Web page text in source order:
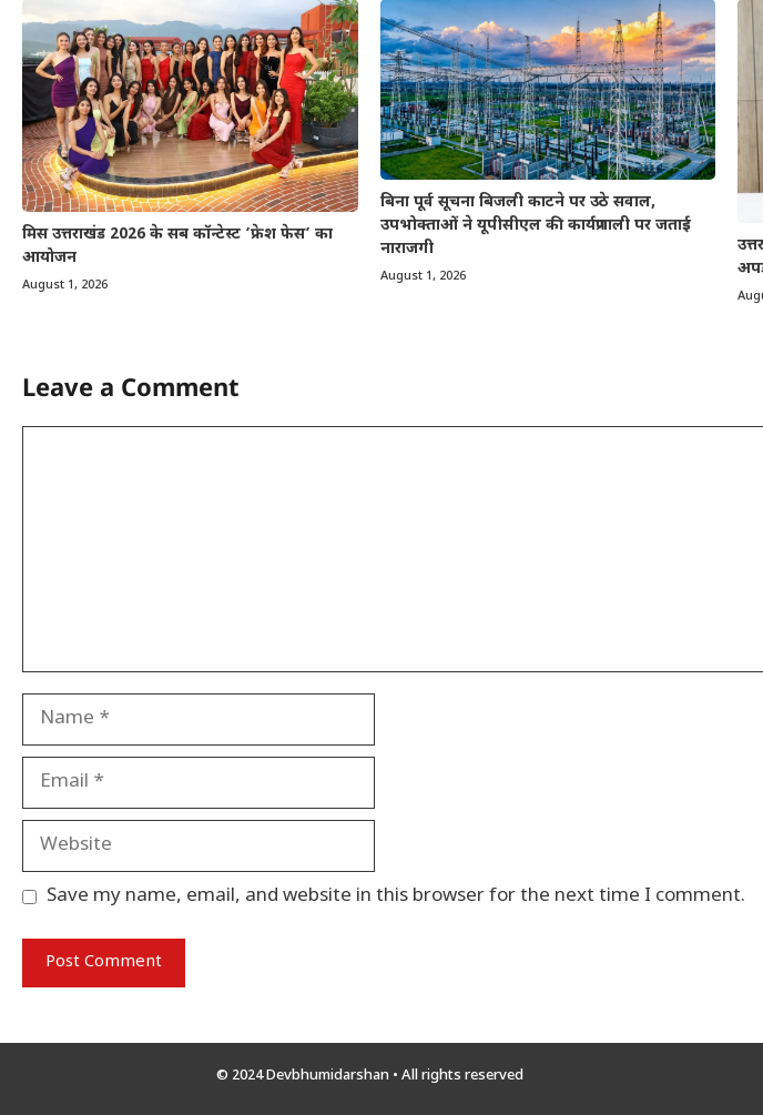
मिस उत्तराखंड 2026 के सब कॉन्टेस्ट ‘फ्रेश फेस’ का
आयोजन
August 1, 2026
बिना पूर्व सूचना बिजली काटने पर उठे सवाल,
उपभोक्ताओं ने यूपीसीएल की कार्यप्रणाली पर जताई
नाराजगी
August 1, 2026
Leave a Comment
Name
Email
Website
Save my name, email, and website in this browser for the next time I comment.
© 2024 Devbhumidarshan • All rights reserved